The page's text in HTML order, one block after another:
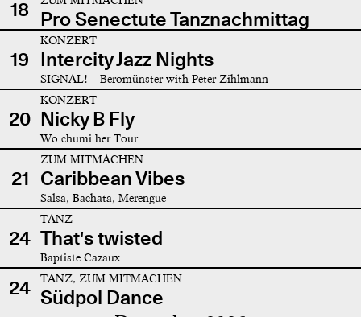
18 Pro Senectute Tanznachmittag
19
KONZERT
Intercity Jazz Nights
SIGNAL! – Beromünster with Peter Zihlmann
20
KONZERT
Nicky B Fly
Wo chumi her Tour
21
ZUM MITMACHEN
Caribbean Vibes
Salsa, Bachata, Merengue
24
TANZ
That's twisted
Baptiste Cazaux
24 TANZ, ZUM MITMACHEN
Südpol Dance